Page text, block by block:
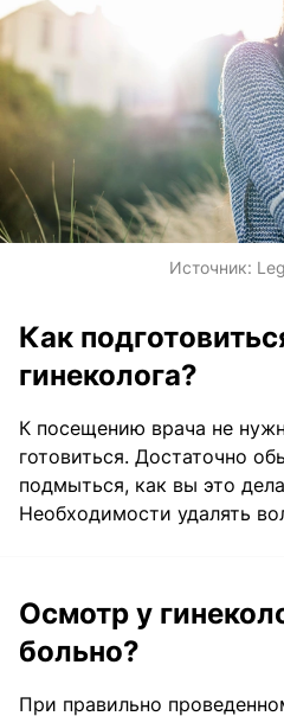
Источник:
Как
гинеколога?
К посещению врача не
готовиться. Достаточно
подмыться, как вы это
Необходимости удалять
Осмотр у
больно?
При правильно